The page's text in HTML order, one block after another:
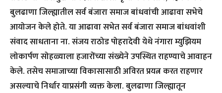
बुलढाणा जिल्ह्यातील सर्व बंजारा समाज बांधवांची आढावा सभेचे
आयोजन केले होते. या आढावा सभेत सर्व बंजारा समाज बांधवांशी
संवाद साधताना ना. संजय राठोड पोहरादेवी येथे नंगारा म्युझियम
लोकार्पण सोहळ्याला हजारोंच्या संख्येने उपस्थित राहण्याचे आवाहन
केले. तसेच समाजाच्या विकासासाठी अविरत प्रयत्न करत राहणार
असल्याचे निर्धार याप्रसंगी व्यक्त केला. बुलढाणा जिल्ह्यातून